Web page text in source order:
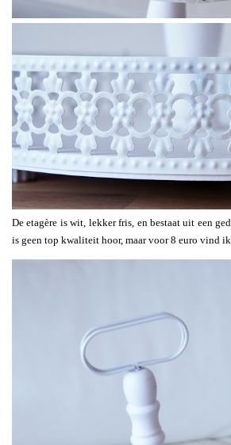
De etagère is wit, lekker fris, en bestaat uit een
is geen top kwaliteit hoor, maar voor 8 euro vind